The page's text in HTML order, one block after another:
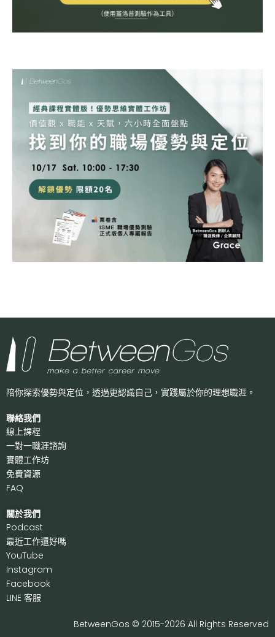
陪你探索優勢與定位，透過更認識自己， 實踐屬於你的理想職涯。
聯絡我們
線上課程
一對一職涯諮詢
實體工作坊
免費資源
FAQ
關於我們
Podcast
最近工作還好嗎
YouTube
Instagram
Facebook
LINE 客服
BetweenGos © 2015-2026 All Rights Reserved